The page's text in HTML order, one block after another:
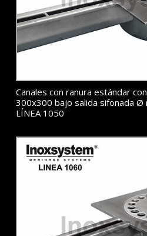
Canales con ranura estándar
300x300 bajo salida sifonada
LÍNEA 1050